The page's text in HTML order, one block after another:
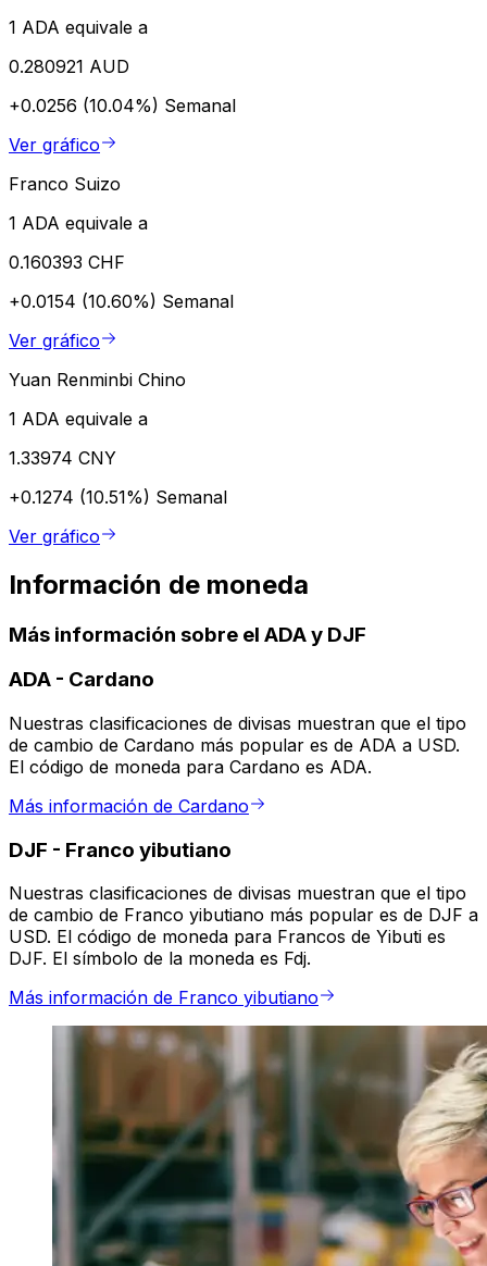
1 ADA equivale a
0.280921 AUD
+0.0256 (10.04%) Semanal
Ver gráfico
Franco Suizo
1 ADA equivale a
0.160393 CHF
+0.0154 (10.60%) Semanal
Ver gráfico
Yuan Renminbi Chino
1 ADA equivale a
1.33974 CNY
+0.1274 (10.51%) Semanal
Ver gráfico
Información de moneda
Más información sobre el ADA y DJF
ADA - Cardano
Nuestras clasificaciones de divisas muestran que el tipo
de cambio de Cardano más popular es de ADA a USD.
El código de moneda para Cardano es ADA.
Más información de Cardano
DJF - Franco yibutiano
Nuestras clasificaciones de divisas muestran que el tipo
de cambio de Franco yibutiano más popular es de DJF a
USD. El código de moneda para Francos de Yibuti es
DJF. El símbolo de la moneda es Fdj.
Más información de Franco yibutiano